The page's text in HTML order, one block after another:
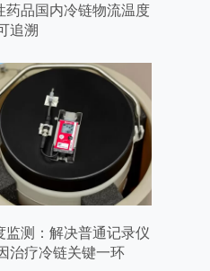
药品国内冷链物流温度
追溯
监测：解决普通记录仪
治疗冷链关键一环